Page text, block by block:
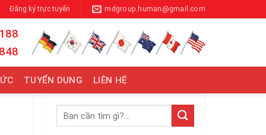
Đăng ký trực tuyến mdgroup.human@gmail.com
TUYỂN DỤNG LIÊN HỆ